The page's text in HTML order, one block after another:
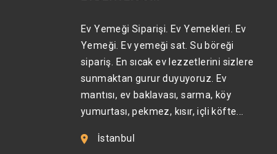
Ev Yemeği Siparişi. Ev Yemekleri. Ev
Yemeği. Ev yemeği sat. Su böreği
sipariş. En sıcak ev lezzetlerini sizlere
sunmaktan gurur duyuyoruz. Ev
mantısı, ev baklavası, sarma, köy
yumurtası, pekmez, kısır, içli köfte...
İstanbul